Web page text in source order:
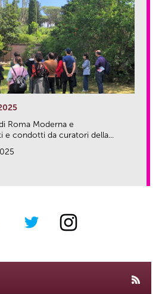
Roma Moderna e
e condotti da curatori della...